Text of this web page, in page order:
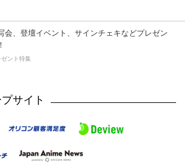
会、登壇イベント、サインチェキなどプレゼン
ゼント特集
サイト